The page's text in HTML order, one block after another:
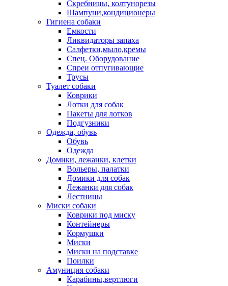
Скребницы, колтунорезы
Шампуни,кондиционеры
Гигиена собаки
Емкости
Ликвидаторы запаха
Салфетки,мыло,кремы
Спец. Оборудование
Спреи отпугивающие
Трусы
Туалет собаки
Коврики
Лотки для собак
Пакеты для лотков
Подгузники
Одежда, обувь
Обувь
Одежда
Домики, лежанки, клетки
Вольеры, палатки
Домики для собак
Лежанки для собак
Лестницы
Миски собаки
Коврики под миску
Контейнеры
Кормушки
Миски
Миски на подставке
Поилки
Амуниция собаки
Карабины,вертлюги